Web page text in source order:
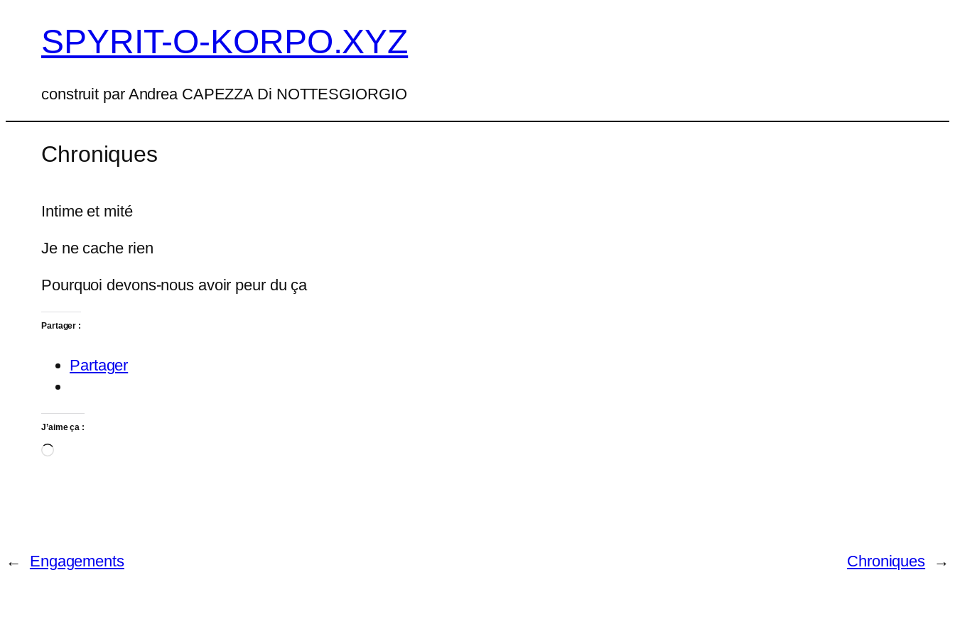
SPYRIT-O-KORPO.XYZ
construit par Andrea CAPEZZA Di NOTTESGIORGIO
Chroniques
Intime et mité
Je ne cache rien
Pourquoi devons-nous avoir peur du ça
Partager :
Partager
J’aime ça :
Chargement…
← Engagements Chroniques →